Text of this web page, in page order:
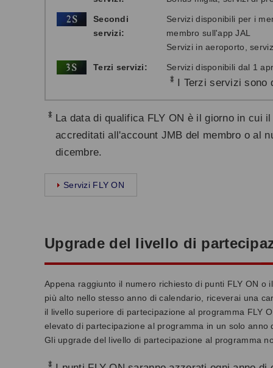
Secondi
servizi:
Servizi disponibili per i
membro sull'app JAL
Servizi in aeroporto,
Terzi servizi: Servizi disponibili dal 1
* I Terzi servizi sono
* La data di qualifica FLY ON è il giorno in cui
accreditati all'account JMB del membro o al
dicembre.
Servizi FLY ON
Upgrade del livello di
Appena raggiunto il numero richiesto di punti FLY ON
più alto nello stesso anno di calendario, riceverai una
il livello superiore di partecipazione al programma FLY
elevato di partecipazione al programma in un solo anno
Gli upgrade del livello di partecipazione al programma